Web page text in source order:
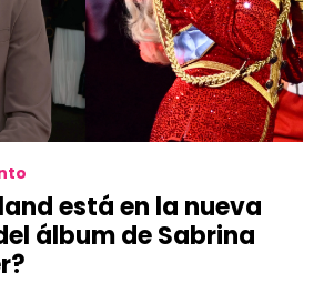
está en la nueva
álbum de Sabrina